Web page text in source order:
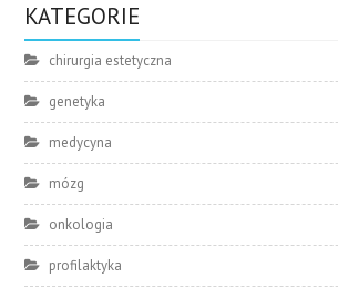
KATEGORIE
chirurgia estetyczna
genetyka
medycyna
mózg
onkologia
profilaktyka